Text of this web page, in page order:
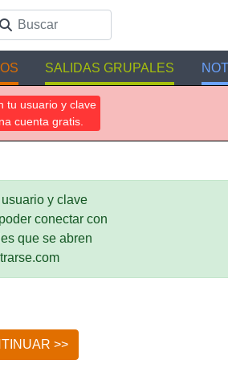
SALIDAS GRUPALES
tu usuario y clave
cuenta gratis.
y clave
conectar con
que se abren
>>